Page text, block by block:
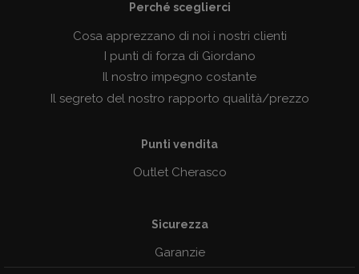
Perché sceglierci
Cosa apprezzano di noi i nostri clienti
I punti di forza di Giordano
Il nostro impegno costante
Il segreto del nostro rapporto qualità/prezzo
Punti vendita
Outlet Cherasco
Sicurezza
Garanzie